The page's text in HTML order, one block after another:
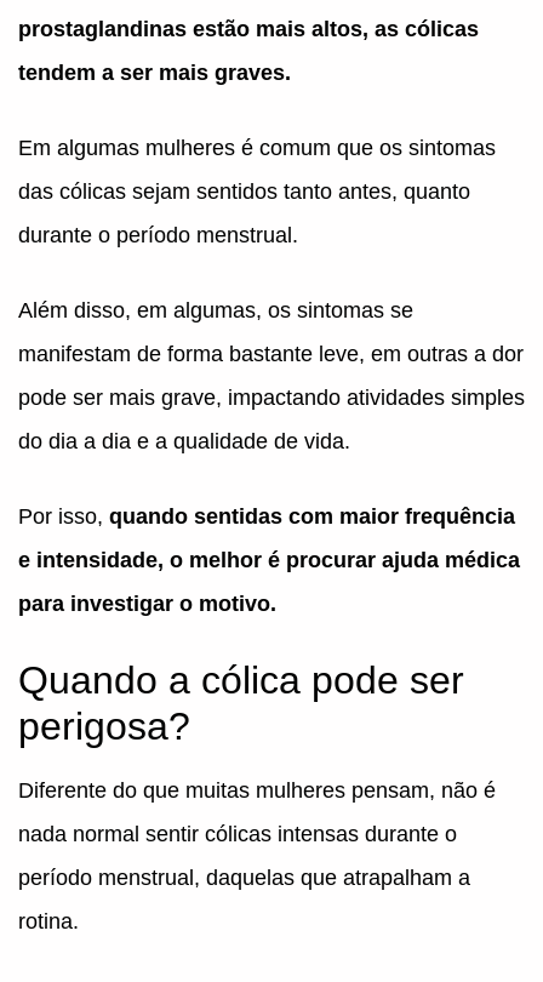
prostaglandinas estão mais altos, as cólicas
tendem a ser mais graves.
Em algumas mulheres é comum que os sintomas
das cólicas sejam sentidos tanto antes, quanto
durante o período menstrual.
Além disso, em algumas, os sintomas se
manifestam de forma bastante leve, em outras a dor
pode ser mais grave, impactando atividades simples
do dia a dia e a qualidade de vida.
Por isso, quando sentidas com maior frequência
e intensidade, o melhor é procurar ajuda médica
para investigar o motivo.
Quando a cólica pode ser
perigosa?
Diferente do que muitas mulheres pensam, não é
nada normal sentir cólicas intensas durante o
período menstrual, daquelas que atrapalham a
rotina.